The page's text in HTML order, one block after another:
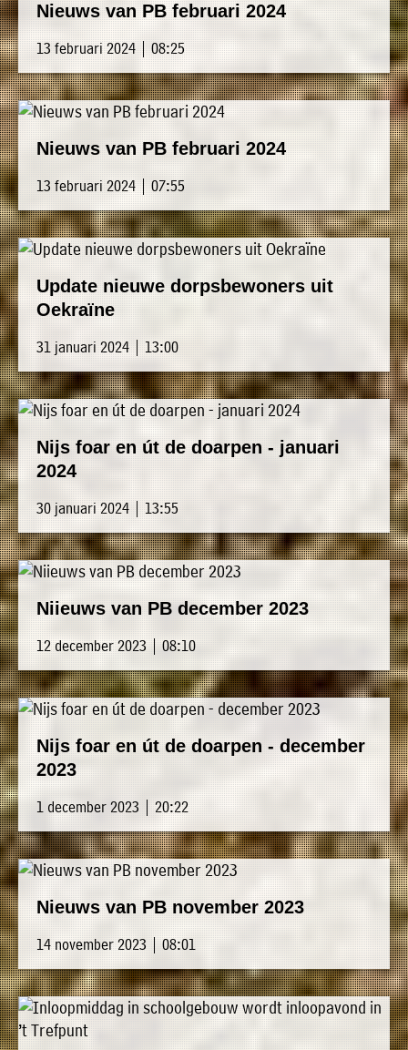
Nieuws van PB februari 2024
13 februari 2024 | 08:25
Nieuws van PB februari 2024
13 februari 2024 | 07:55
Update nieuwe dorpsbewoners uit
Oekraïne
31 januari 2024 | 13:00
Nijs foar en út de doarpen - januari
2024
30 januari 2024 | 13:55
Niieuws van PB december 2023
12 december 2023 | 08:10
Nijs foar en út de doarpen - december
2023
1 december 2023 | 20:22
Nieuws van PB november 2023
14 november 2023 | 08:01